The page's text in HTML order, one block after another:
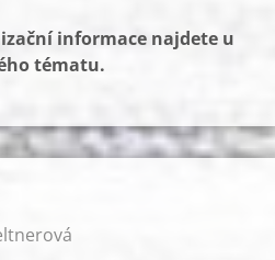
informace najdete u
tématu.